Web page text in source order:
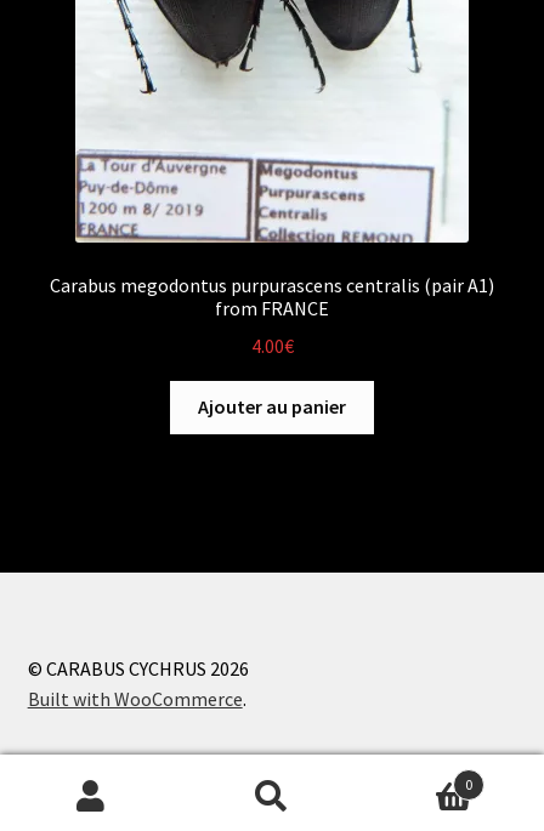
Carabus megodontus purpurascens centralis (pair A1)
from FRANCE
4.00€
Ajouter au panier
© CARABUS CYCHRUS 2026
Built with WooCommerce.
Recherche
Recherche
0